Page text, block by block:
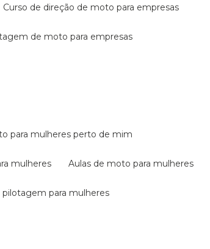
curso de direção de moto para empresas
de moto para empresas
para mulheres perto de mim
mulheres aulas de moto para mulheres
pilotagem para mulheres